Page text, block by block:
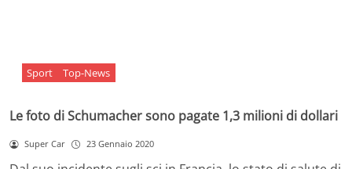
Sport Top-News
Le foto di Schumacher sono pagate 1,3 milioni di dollari
Super Car 23 Gennaio 2020